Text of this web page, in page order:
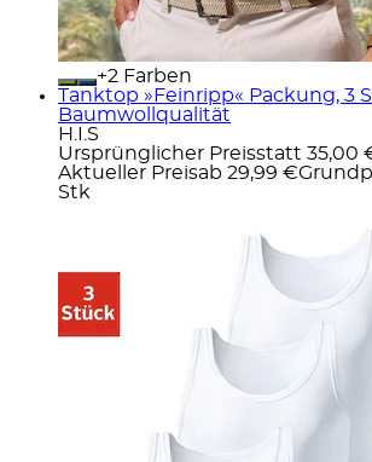
+
Farben
Tanktop »Feinripp« Packung, 3
Baumwollqualität
H.I.S
Ursprünglicher Preisstatt 35,00
Aktueller Preisab 29,99 €
Stk